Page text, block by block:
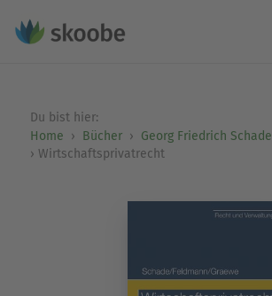
Du bist hier:
Home
Bücher
Georg Friedrich Schade
Wirtschaftsprivatrecht